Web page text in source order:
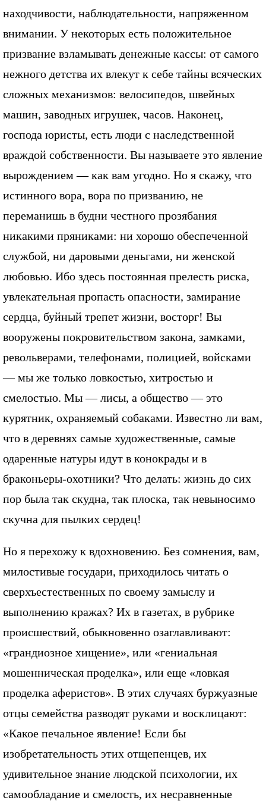
находчивости, наблюдательности, напряженном
внимании. У некоторых есть положительное
призвание взламывать денежные кассы: от самого
нежного детства их влекут к себе тайны всяческих
сложных механизмов: велосипедов, швейных
машин, заводных игрушек, часов. Наконец,
господа юристы, есть люди с наследственной
враждой собственности. Вы называете это явление
вырождением — как вам угодно. Но я скажу, что
истинного вора, вора по призванию, не
переманишь в будни честного прозябания
никакими пряниками: ни хорошо обеспеченной
службой, ни даровыми деньгами, ни женской
любовью. Ибо здесь постоянная прелесть риска,
увлекательная пропасть опасности, замирание
сердца, буйный трепет жизни, восторг! Вы
вооружены покровительством закона, замками,
револьверами, телефонами, полицией, войсками
— мы же только ловкостью, хитростью и
смелостью. Мы — лисы, а общество — это
курятник, охраняемый собаками. Известно ли вам,
что в деревнях самые художественные, самые
одаренные натуры идут в конокрады и в
браконьеры-охотники? Что делать: жизнь до сих
пор была так скудна, так плоска, так невыносимо
скучна для пылких сердец!
Но я перехожу к вдохновению. Без сомнения, вам,
милостивые государи, приходилось читать о
сверхъестественных по своему замыслу и
выполнению кражах? Их в газетах, в рубрике
происшествий, обыкновенно озаглавливают:
«грандиозное хищение», или «гениальная
мошенническая проделка», или еще «ловкая
проделка аферистов». В этих случаях буржуазные
отцы семейства разводят руками и восклицают:
«Какое печальное явление! Если бы
изобретательность этих отщепенцев, их
удивительное знание людской психологии, их
самообладание и смелость, их несравненные